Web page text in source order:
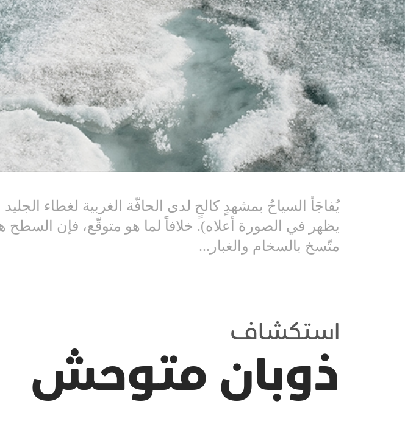
يظهر في الصورة أعلاه). خلافاً لما هو متوقّع، فإن
متّسخ بالسخام والغبار...
استكشاف
ذوبان متوحش